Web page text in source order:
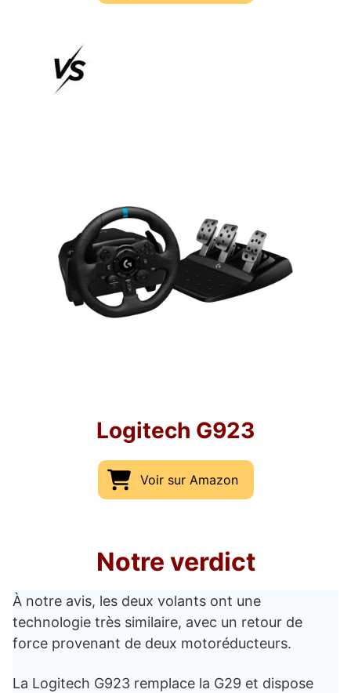
Logitech G923
Voir sur Amazon
Notre verdict
À notre avis, les deux volants ont une
technologie très similaire, avec un retour de
force provenant de deux motoréducteurs.
La Logitech G923 remplace la G29 et dispose